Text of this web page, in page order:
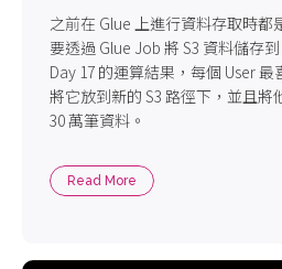
之前在 Glue 上進行資料存取時都是使用 S3 ，而
要透過 Glue Job 將 S3 資料儲存
Day 17 的運算結果，每個 User 最
將它放到新的 S3 路徑下，並且將
30 萬筆資料。
Read More